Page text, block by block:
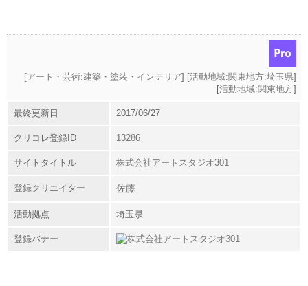
[アート・芸術:建築・塗装・インテリア] [活動地域:関東地方:埼玉県]
[活動地域:関東地方]
最終更新日 2017/06/27
クリコレ登録ID 13286
サイトタイトル 株式会社アートスタジオ301
登録クリエイター 佐藤
活動拠点 埼玉県
登録バナー